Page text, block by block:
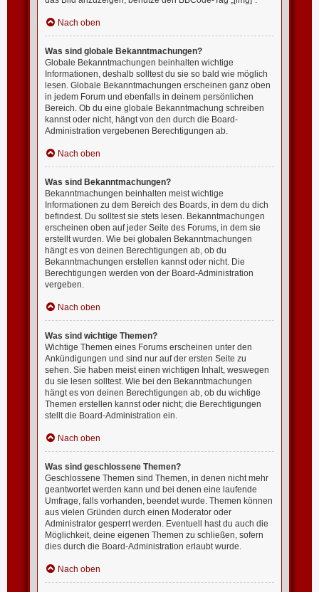
Nach oben
Was sind globale Bekanntmachungen?
Globale Bekanntmachungen beinhalten wichtige
Informationen, deshalb solltest du sie so bald wie möglich
lesen. Globale Bekanntmachungen erscheinen ganz oben
in jedem Forum und ebenfalls in deinem persönlichen
Bereich. Ob du eine globale Bekanntmachung schreiben
kannst oder nicht, hängt von den durch die Board-
Administration vergebenen Berechtigungen ab.
Nach oben
Was sind Bekanntmachungen?
Bekanntmachungen beinhalten meist wichtige
Informationen zu dem Bereich des Boards, in dem du dich
befindest. Du solltest sie stets lesen. Bekanntmachungen
erscheinen oben auf jeder Seite des Forums, in dem sie
erstellt wurden. Wie bei globalen Bekanntmachungen
hängt es von deinen Berechtigungen ab, ob du
Bekanntmachungen erstellen kannst oder nicht. Die
Berechtigungen werden von der Board-Administration
vergeben.
Nach oben
Was sind wichtige Themen?
Wichtige Themen eines Forums erscheinen unter den
Ankündigungen und sind nur auf der ersten Seite zu
sehen. Sie haben meist einen wichtigen Inhalt, weswegen
du sie lesen solltest. Wie bei den Bekanntmachungen
hängt es von deinen Berechtigungen ab, ob du wichtige
Themen erstellen kannst oder nicht; die Berechtigungen
stellt die Board-Administration ein.
Nach oben
Was sind geschlossene Themen?
Geschlossene Themen sind Themen, in denen nicht mehr
geantwortet werden kann und bei denen eine laufende
Umfrage, falls vorhanden, beendet wurde. Themen können
aus vielen Gründen durch einen Moderator oder
Administrator gesperrt werden. Eventuell hast du auch die
Möglichkeit, deine eigenen Themen zu schließen, sofern
dies durch die Board-Administration erlaubt wurde.
Nach oben